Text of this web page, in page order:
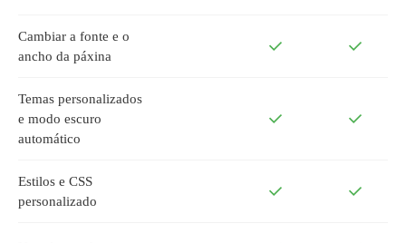
Cambiar a fonte e o
ancho da páxina
Temas personalizados
e modo escuro
automático
Estilos e CSS
personalizado